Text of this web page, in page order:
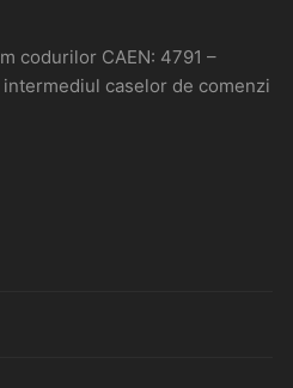
codurilor CAEN: 4791 –
caselor de comenzi